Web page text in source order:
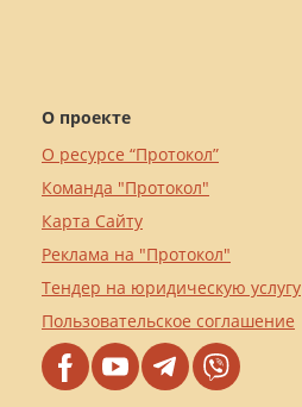
О проекте
О ресурсе “Протокол”
Команда "Протокол"
Карта Сайту
Реклама на "Протокол"
Тендер на юридическую услугу
Пользовательское соглашение